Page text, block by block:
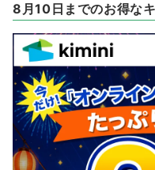
8月10日までのお得な